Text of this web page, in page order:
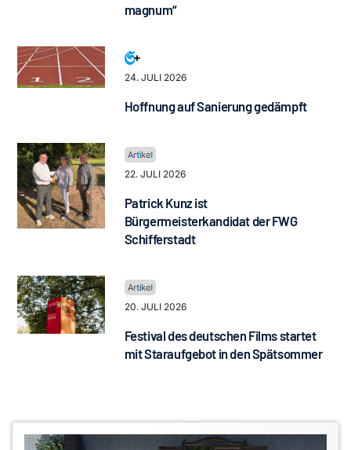
magnum“
24. JULI 2026
Hoffnung auf Sanierung gedämpft
22. JULI 2026
Patrick Kunz ist
Bürgermeisterkandidat der FWG
Schifferstadt
20. JULI 2026
Festival des deutschen Films startet
mit Staraufgebot in den Spätsommer